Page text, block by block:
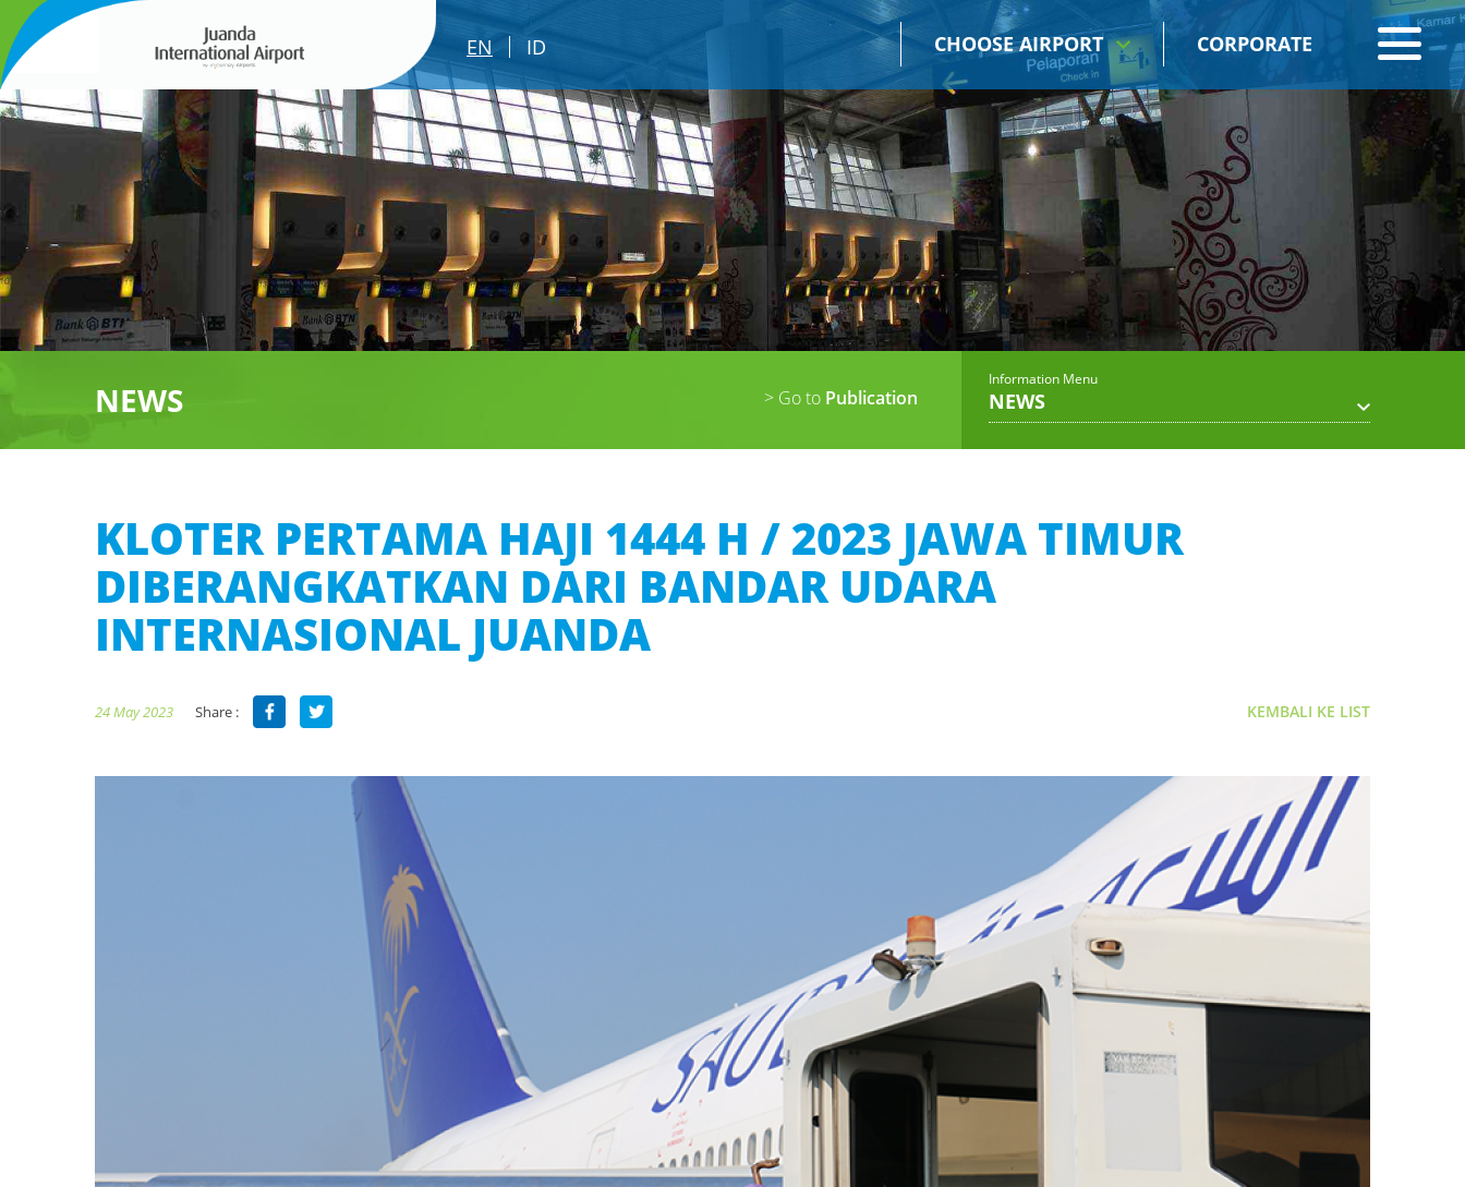
EN ID CHOOSE AIRPORT CORPORATE
NEWS > Go to Publication
Information Menu
NEWS
KLOTER PERTAMA HAJI 1444 H / 2023 JAWA TIMUR
DIBERANGKATKAN DARI BANDAR UDARA
INTERNASIONAL JUANDA
24 May 2023 Share : KEMBALI KE LIST